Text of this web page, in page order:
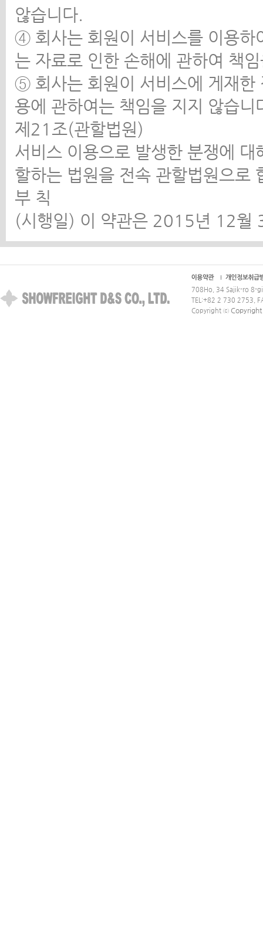
않습니다.
④ 회사는 회원이 서비스를 이용하
는 자료로 인한 손해에 관하여 책
⑤ 회사는 회원이 서비스에 게재한
용에 관하여는 책임을 지지 않습니
제21조(관할법원)
서비스 이용으로 발생한 분쟁에
할하는 법원을 전속 관할법원으
부 칙
(시행일) 이 약관은 2015년 12월
708Ho, 34 Sajik-ro 8-
TEL:+82 2 730 2753,
Copyright ⓒ